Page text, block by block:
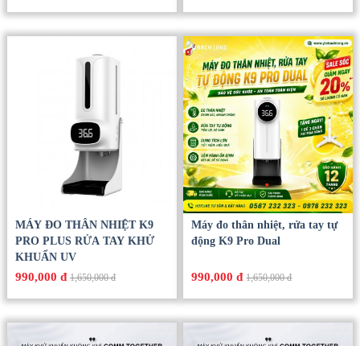
MÁY ĐO THÂN NHIỆT K9
PRO PLUS RỬA TAY KHỬ
KHUẨN UV
990,000 đ 1,650,000 đ
Máy đo thân nhiệt, rửa tay tự
động K9 Pro Dual
990,000 đ 1,650,000 đ